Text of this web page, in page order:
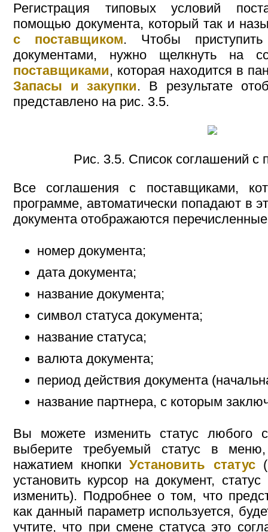
Регистрация типовых условий
помощью документа, который так и
с поставщиком. Чтобы
документами, нужно щелкнуть на
поставщиками, которая находится в
Запасы и закупки. В результате
представлено на рис. 3.5.
Рис. 3.5. Список соглашений с
Все соглашения с поставщиками,
программе, автоматически попадают в
документа отображаются
номер документа;
дата документа;
название документа;
символ статуса документа;
название статуса;
валюта документа;
период действия документа
название партнера, с которым
Вы можете изменить статус любого
выберите требуемый статус в меню,
нажатием кнопкиУстановить статус
установить курсор на документ,
изменить). Подробнее о том, что
как данный параметр используется,
учтите, что при смене статуса это